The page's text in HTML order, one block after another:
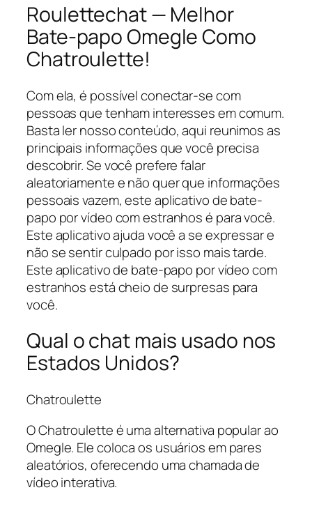
Roulettechat — Melhor
Bate-papo Omegle Como
Chatroulette!
Com ela, é possível conectar-se com
pessoas que tenham interesses em comum.
Basta ler nosso conteúdo, aqui reunimos as
principais informações que você precisa
descobrir. Se você prefere falar
aleatoriamente e não quer que informações
pessoais vazem, este aplicativo de bate-
papo por vídeo com estranhos é para você.
Este aplicativo ajuda você a se expressar e
não se sentir culpado por isso mais tarde.
Este aplicativo de bate-papo por vídeo com
estranhos está cheio de surpresas para
você.
Qual o chat mais usado nos
Estados Unidos?
Chatroulette
O Chatroulette é uma alternativa popular ao
Omegle. Ele coloca os usuários em pares
aleatórios, oferecendo uma chamada de
vídeo interativa.